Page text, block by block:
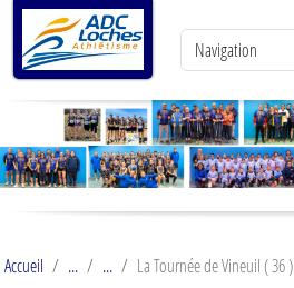
Accueil La Tournée de Vineuil ( 36 )
Panneau de gestion des cookies